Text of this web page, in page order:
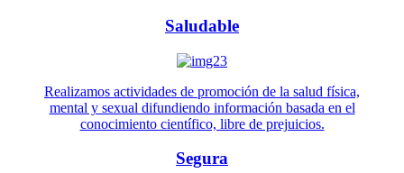
Saludable
Realizamos actividades de promoción de la salud física,
mental y sexual difundiendo información basada en el
conocimiento científico, libre de prejuicios.
Segura